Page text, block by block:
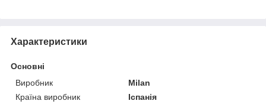
Характеристики
Основні
Виробник
Milan
Країна виробник
Іспанія